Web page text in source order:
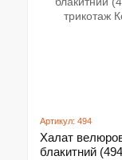
Артикул: 494
Халат
блакитний